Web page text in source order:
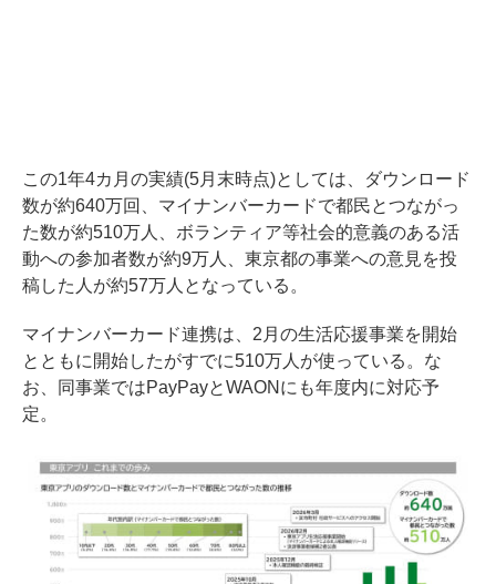
この1年4カ月の実績(5月末時点)としては、ダウンロード
数が約640万回、マイナンバーカードで都民とつながっ
た数が約510万人、ボランティア等社会的意義のある活
動への参加者数が約9万人、東京都の事業への意見を投
稿した人が約57万人となっている。
マイナンバーカード連携は、2月の生活応援事業を開始
とともに開始したがすでに510万人が使っている。な
お、同事業ではPayPayとWAONにも年度内に対応予
定。